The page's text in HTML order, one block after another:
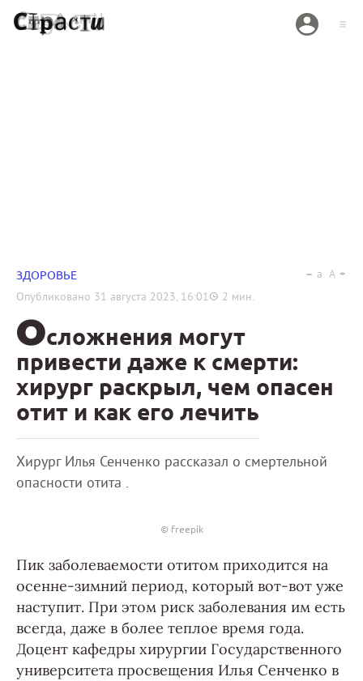
ЗДОРОВЬЕ
Опубликовано 31 августа 2023, 16:01 2 мин.
a A
Осложнения могут
привести даже к смерти:
хирург раскрыл, чем опасен
отит и как его лечить
Хирург Илья Сенченко рассказал о смертельной
опасности отита .
© freepik
Пик заболеваемости отитом приходится на
осенне-зимний период, который вот-вот уже
наступит. При этом риск заболевания им есть
всегда, даже в более теплое время года.
Доцент кафедры хирургии Государственного
университета просвещения Илья Сенченко в